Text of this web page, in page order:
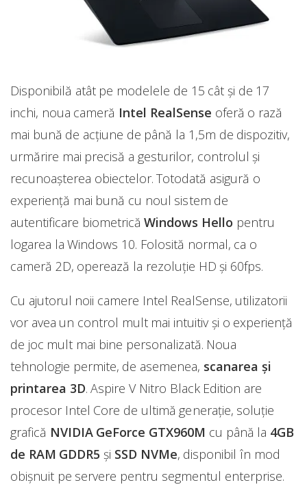
Disponibilă atât pe modelele de 15 cât și de 17
inchi, noua cameră Intel RealSense oferă o rază
mai bună de acțiune de până la 1,5m de dispozitiv,
urmărire mai precisă a gesturilor, controlul și
recunoașterea obiectelor. Totodată asigură o
experiență mai bună cu noul sistem de
autentificare biometricăWindows Hello pentru
logarea la Windows 10. Folosită normal, ca o
cameră 2D, operează la rezoluție HD și 60fps.
Cu ajutorul noii camere Intel RealSense, utilizatorii
vor avea un control mult mai intuitiv și o experiență
de joc mult mai bine personalizată. Noua
tehnologie permite, de asemenea, scanarea și
printarea 3D. Aspire V Nitro Black Edition are
procesor Intel Core de ultimă generație, soluție
grafică NVIDIA GeForce GTX960M cu până la 4GB
de RAM GDDR5 și SSD NVMe, disponibil în mod
obișnuit pe servere pentru segmentul enterprise.